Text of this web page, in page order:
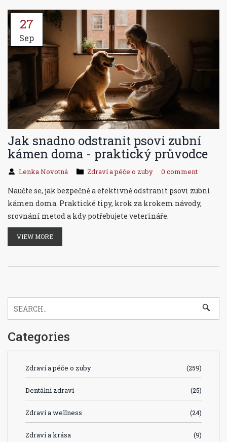
27
Sep
Jak snadno odstranit psovi zubní
kámen doma - praktický průvodce
Lenka Novotná Zdraví a péče o zuby 0 comment
Naučte se, jak bezpečně a efektivně odstranit psovi zubní
kámen doma. Praktické tipy, krok za krokem návody,
srovnání metod a kdy potřebujete veterináře.
VIEW MORE
Categories
Zdraví a péče o zuby (259)
Dentální zdraví (25)
Zdraví a wellness (24)
Zdraví a krása (9)